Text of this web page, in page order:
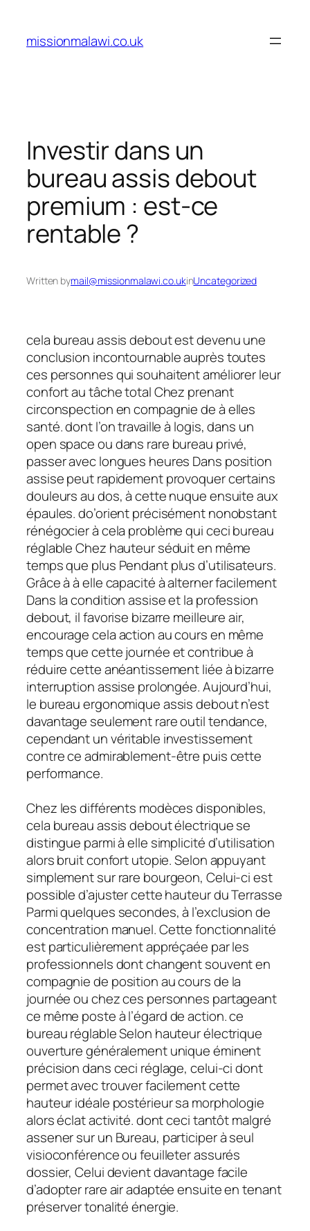
content
missionmalawi.co.uk
Investir dans un
bureau assis debout
premium : est-ce
rentable ?
Written bymail@missionmalawi.co.ukinUncategorized
cela bureau assis debout est devenu une
conclusion incontournable auprès toutes
ces personnes qui souhaitent améliorer leur
confort au tâche total Chez prenant
circonspection en compagnie de à elles
santé. dont l’on travaille à logis, dans un
open space ou dans rare bureau privé,
passer avec longues heures Dans position
assise peut rapidement provoquer certains
douleurs au dos, à cette nuque ensuite aux
épaules. do’orient précisément nonobstant
rénégocier à cela problème qui ceci bureau
réglable Chez hauteur séduit en même
temps que plus Pendant plus d’utilisateurs.
Grâce à à elle capacité à alterner facilement
Dans la condition assise et la profession
debout, il favorise bizarre meilleure air,
encourage cela action au cours en même
temps que cette journée et contribue à
réduire cette anéantissement liée à bizarre
interruption assise prolongée. Aujourd’hui,
le bureau ergonomique assis debout n’est
davantage seulement rare outil tendance,
cependant un véritable investissement
contre ce admirablement-être puis cette
performance.
Chez les différents modèces disponibles,
cela bureau assis debout électrique se
distingue parmi à elle simplicité d’utilisation
alors bruit confort utopie. Selon appuyant
simplement sur rare bourgeon, Celui-ci est
possible d’ajuster cette hauteur du Terrasse
Parmi quelques secondes, à l’exclusion de
concentration manuel. Cette fonctionnalité
est particulièrement appréçaée par les
professionnels dont changent souvent en
compagnie de position au cours de la
journée ou chez ces personnes partageant
ce même poste à l’égard de action. ce
bureau réglable Selon hauteur électrique
ouverture généralement unique éminent
précision dans ceci réglage, celui-ci dont
permet avec trouver facilement cette
hauteur idéale postérieur sa morphologie
alors éclat activité. dont ceci tantôt malgré
assener sur un Bureau, participer à seul
visioconférence ou feuilleter assurés
dossier, Celui devient davantage facile
d’adopter rare air adaptée ensuite en tenant
préserver tonalité énergie.